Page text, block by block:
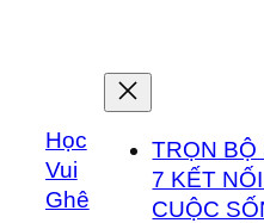
dungHọc
Vui
Ghê
TRỌN BỘ
7 KẾT
CUỘC